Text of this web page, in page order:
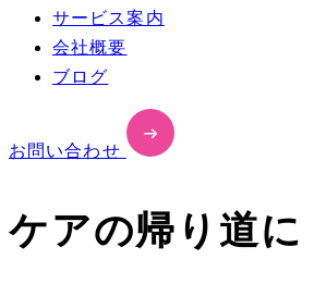
サービス案内
会社概要
ブログ
お問い合わせ
ケアの帰り道に